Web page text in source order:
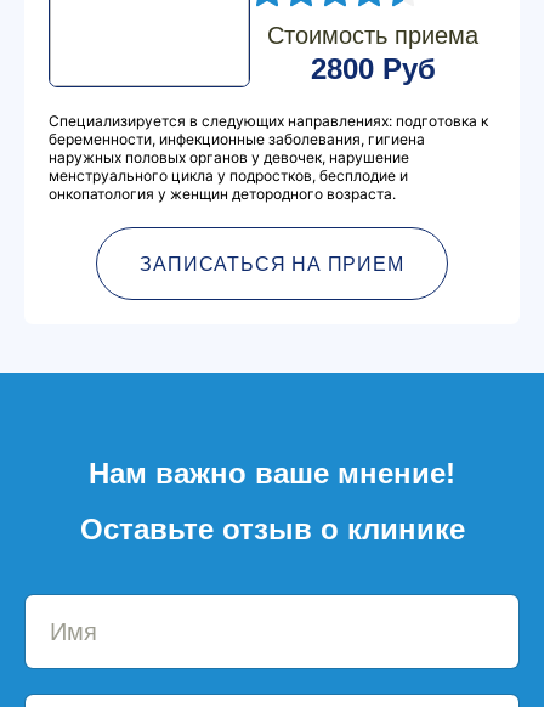
Стоимость приема
2800 Руб
Специализируется в следующих направлениях: подготовка к
беременности, инфекционные заболевания, гигиена
наружных половых органов у девочек, нарушение
менструального цикла у подростков, бесплодие и
онкопатология у женщин детородного возраста.
ЗАПИСАТЬСЯ НА ПРИЕМ
Нам важно ваше мнение!
Оставьте отзыв о клинике